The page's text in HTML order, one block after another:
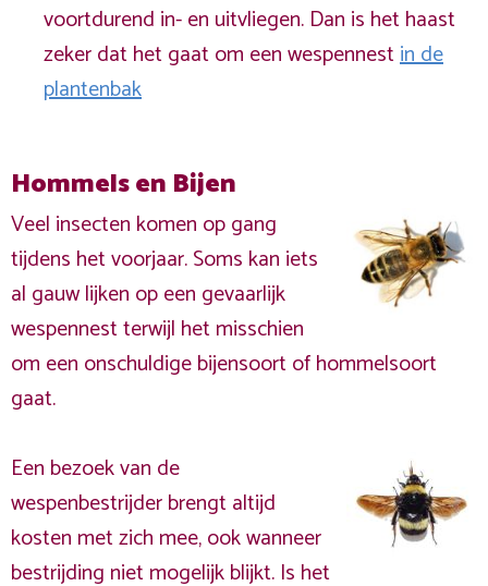
voortdurend in- en uitvliegen. Dan is het haast
zeker dat het gaat om een wespennestin de
plantenbak
Hommels en Bijen
Veel insecten komen op gang
tijdens het voorjaar. Soms kan iets
al gauw lijken op een gevaarlijk
wespennest terwijl het misschien
om een onschuldige bijensoort of hommelsoort
gaat.
Een bezoek van de
wespenbestrijder brengt altijd
kosten met zich mee, ook wanneer
bestrijding niet mogelijk blijkt. Is het